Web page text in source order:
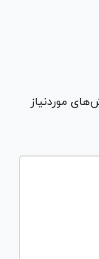
موردنیاز